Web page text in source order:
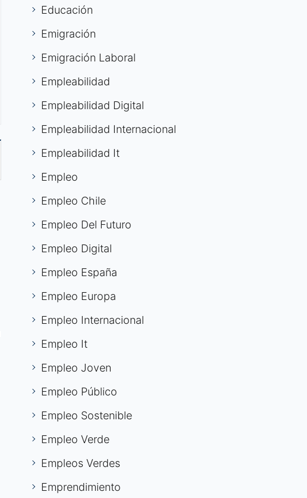
Educación
Emigración
Emigración Laboral
Empleabilidad
Empleabilidad Digital
Empleabilidad Internacional
Empleabilidad It
Empleo
Empleo Chile
Empleo Del Futuro
Empleo Digital
Empleo España
Empleo Europa
Empleo Internacional
Empleo It
Empleo Joven
Empleo Público
Empleo Sostenible
Empleo Verde
Empleos Verdes
Emprendimiento